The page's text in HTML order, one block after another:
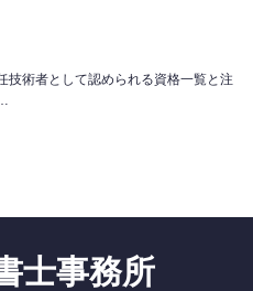
技術者として認められる資格一覧と注
士事務所